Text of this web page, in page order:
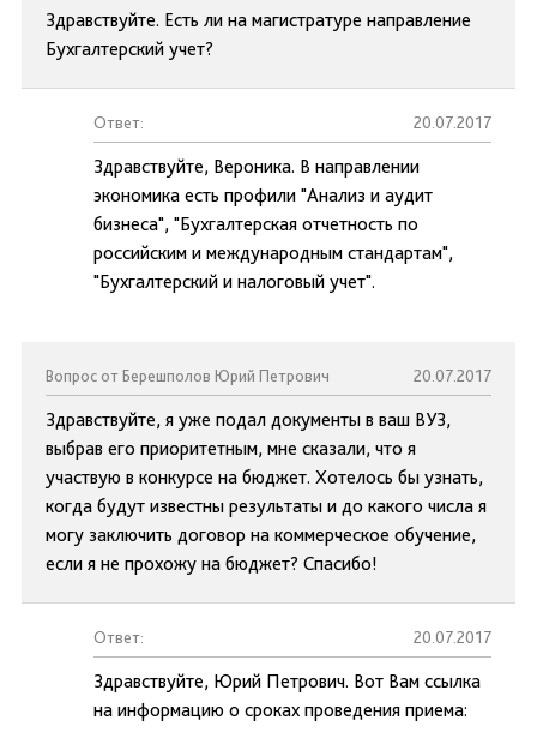
Здравствуйте. Есть ли на магистратуре направление
Бухгалтерский учет?
Ответ: 20.07.2017
Здравствуйте, Вероника. В направлении
экономика есть профили "Анализ и аудит
бизнеса", "Бухгалтерская отчетность по
российским и международным стандартам",
"Бухгалтерский и налоговый учет".
Вопрос от Берешполов Юрий Петрович 20.07.2017
Здравствуйте, я уже подал документы в ваш ВУЗ,
выбрав его приоритетным, мне сказали, что я
участвую в конкурсе на бюджет. Хотелось бы узнать,
когда будут известны результаты и до какого числа я
могу заключить договор на коммерческое обучение,
если я не прохожу на бюджет? Спасибо!
Ответ: 20.07.2017
Здравствуйте, Юрий Петрович. Вот Вам ссылка
на информацию о сроках проведения приема: